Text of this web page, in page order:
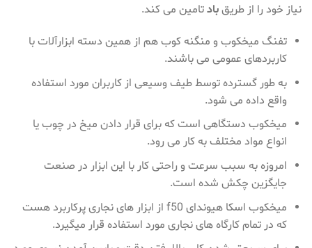
نیاز خود را از طریقبادتامین می کند.
تفنگ میخکوب و منگنه کوب هم از همین دسته ابزارآلات با
کاربردهای عمومی می باشند.
به طور گسترده توسط طیف وسیعی از کاربران مورد استفاده
واقع داده می شود.
میخکوب دستگاهی است که برای قرار دادن میخ در چوب یا
انواع مواد مختلف به کار می رود.
امروزه به سبب سرعت و راحتی کار با این ابزار در صنعت
جایگزین چکش شده است.
میخکوب اسکا هیوندای f50 از ابزار های نجاری پرکاربرد هست
که در تمام کارگاه های نجاری مورد استفاده قرار میگیرد.